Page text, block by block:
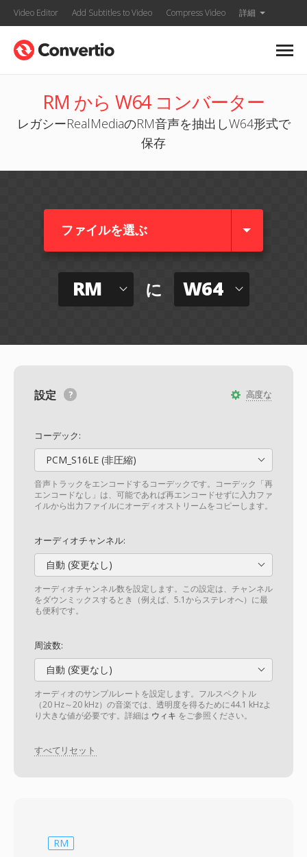
Video Editor Add Subtitles to Video Compress Video 詳細
RM から W64 コンバーター
レガシーRealMediaのRM音声を抽出しW64形式で
保存
ファイルを選ぶ
RM に W64
高度な
設定
コーデック:
PCM_S16LE (非圧縮)
音声トラックをエンコードするコーデックです。コーデック「再
エンコードなし」は、可能であれば再エンコードせずに入力ファ
イルから出力ファイルにオーディオストリームをコピーします。
オーディオチャンネル:
自動 (変更なし)
オーディオチャンネル数を設定します。この設定は、チャンネル
をダウンミックスするとき（例えば、5.1からステレオへ）に最
も便利です。
周波数:
自動 (変更なし)
オーディオのサンプルレートを設定します。フルスペクトル
（20 Hz～20 kHz）の音楽では、透明度を得るために44.1 kHzよ
り大きな値が必要です。詳細は ウィキ をご参照ください。
すべてリセット
RM